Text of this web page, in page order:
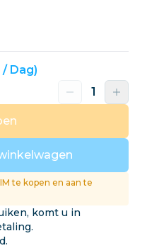
/ Dag)
te kopen en aan te
komt u in